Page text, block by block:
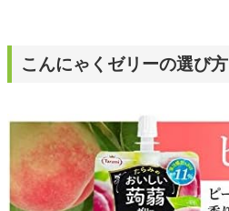
こんにゃくゼリーの選び方